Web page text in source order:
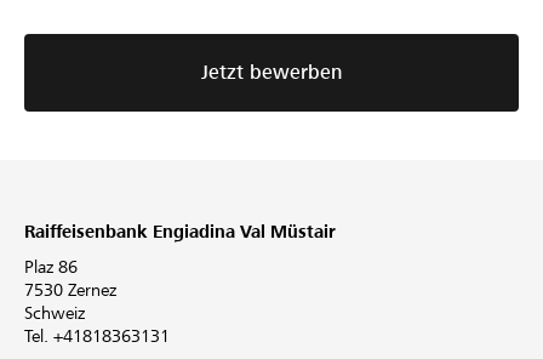
Jetzt bewerben
Raiffeisenbank Engiadina Val Müstair
Plaz 86
7530 Zernez
Schweiz
Tel. +41818363131